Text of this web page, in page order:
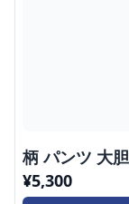
柄 パンツ 大
¥5,300